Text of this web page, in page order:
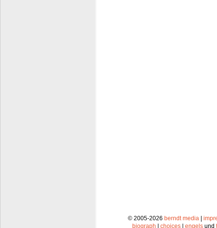
© 2005-2026 berndt media|
biograph
choices engels und